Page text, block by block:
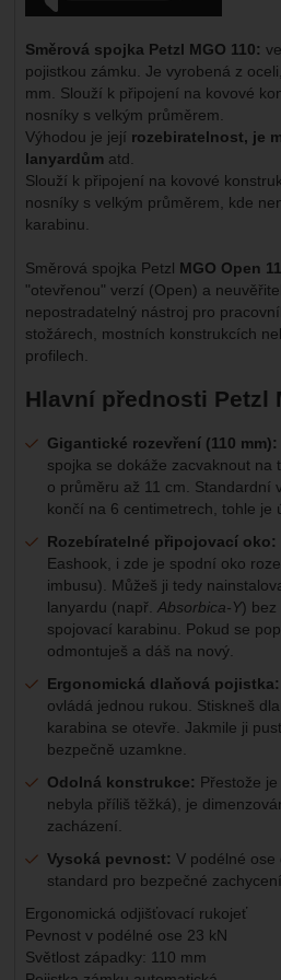
Směrová spojka Petzl MGO 110:
pojistkou zámku. Je vyrobená z
mm. Slouží k připojení na kovové
nosníky s velkým průměrem.
Výhodou je její rozebiratelnost, je
lanyardůmatd.
Slouží k připojení na kovové
nosníky s velkým průměrem, kde
karabinu.
Směrová spojka Petzl MGO Open
"otevřenou" verzí (Open) a
nepostradatelný nástroj pro
stožárech, mostních konstrukcích
profilech.
Hlavní přednosti Petzl
Gigantické rozevření (110 mm):
spojka se dokáže zacvaknout na
o průměru až 11 cm. Standardní
končí na 6 centimetrech, tohle je
Rozebíratelné připojovací oko:
Eashook, i zde je spodní oko
imbusu). Můžeš ji tedy
lanyardu (např. Absorbica-Y) bez
spojovací karabinu. Pokud se
odmontuješ a dáš na nový.
Ergonomická dlaňová pojistka:
ovládá jednou rukou. Stiskneš
karabina se otevře. Jakmile ji
bezpečně uzamkne.
Odolná konstrukce: Přestože
nebyla příliš těžká), je
zacházení.
Vysoká pevnost: V podélné ose
standard pro bezpečné
Ergonomická odjišťovací rukojeť
Pevnost v podélné ose 23 kN
Světlost západky: 110 mm